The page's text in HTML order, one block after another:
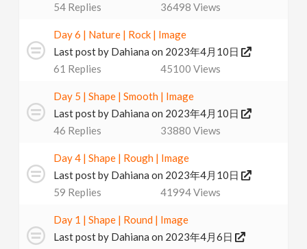
54 Replies 36498 Views
Day 6 | Nature | Rock | Image
Last post by Dahiana on 2023年4月10日
61 Replies 45100 Views
Day 5 | Shape | Smooth | Image
Last post by Dahiana on 2023年4月10日
46 Replies 33880 Views
Day 4 | Shape | Rough | Image
Last post by Dahiana on 2023年4月10日
59 Replies 41994Views
Day 1 | Shape | Round | Image
Last post by Dahiana on 2023年4月6日